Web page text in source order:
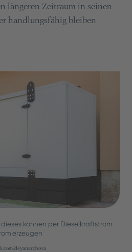
längeren Zeitraum in seinen
handlungsfähig bleiben
können per Dieselkraftstrom
erzeugen
deyanarobova